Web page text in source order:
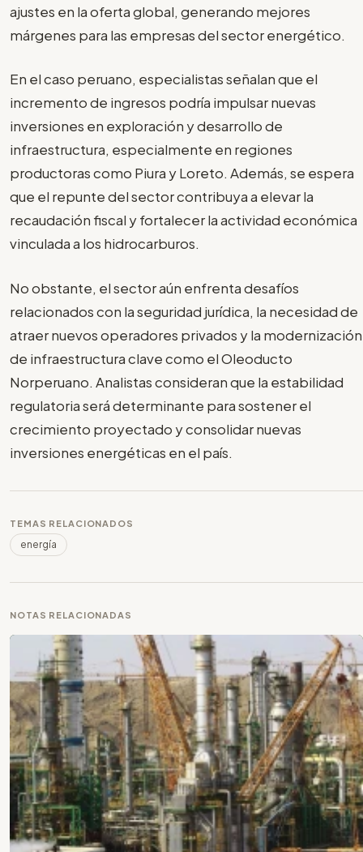
ajustes en la oferta global, generando mejores
márgenes para las empresas del sector energético.
En el caso peruano, especialistas señalan que el
incremento de ingresos podría impulsar nuevas
inversiones en exploración y desarrollo de
infraestructura, especialmente en regiones
productoras como Piura y Loreto. Además, se espera
que el repunte del sector contribuya a elevar la
recaudación fiscal y fortalecer la actividad económica
vinculada a los hidrocarburos.
No obstante, el sector aún enfrenta desafíos
relacionados con la seguridad jurídica, la necesidad de
atraer nuevos operadores privados y la modernización
de infraestructura clave como el Oleoducto
Norperuano. Analistas consideran que la estabilidad
regulatoria será determinante para sostener el
crecimiento proyectado y consolidar nuevas
inversiones energéticas en el país.
TEMAS RELACIONADOS
energía
NOTAS RELACIONADAS